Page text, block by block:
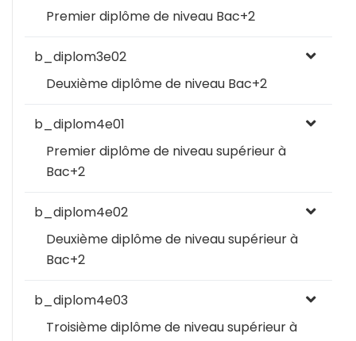
Premier diplôme de niveau Bac+2
b_diplom3e02
Deuxième diplôme de niveau Bac+2
b_diplom4e01
Premier diplôme de niveau supérieur à
Bac+2
b_diplom4e02
Deuxième diplôme de niveau supérieur à
Bac+2
b_diplom4e03
Troisième diplôme de niveau supérieur à